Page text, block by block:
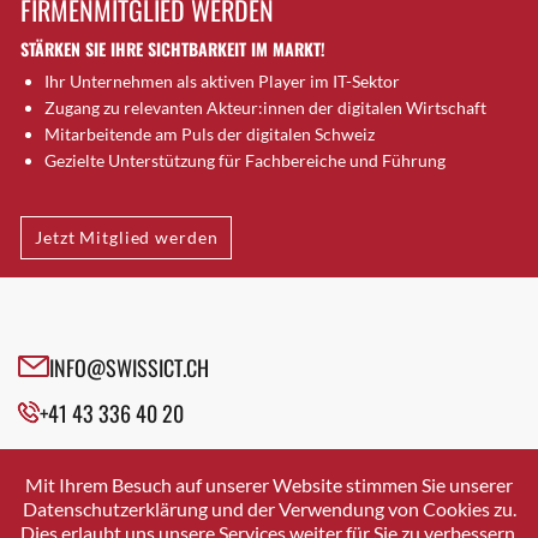
Brugg AG
Brütten
Bubendorf
Bubikon
Buchs (SG)
Bäretswil
Bülach
Cazis
Crissier
Davos Platz
Dierikon
Dietikon
FIRMENMITGLIED WERDEN
STÄRKEN SIE IHRE SICHTBARKEIT IM MARKT!
Ihr Unternehmen als aktiven Player im IT-Sektor
Zugang zu relevanten Akteur:innen der digitalen Wirtschaft
Mitarbeitende am Puls der digitalen Schweiz
Gezielte Unterstützung für Fachbereiche und Führung
Jetzt Mitglied werden
INFO@SWISSICT.CH
+41 43 336 40 20
SWISSICT
VULKANSTRASSE 120
8048 ZURICH
Mit Ihrem Besuch auf unserer Website stimmen Sie unserer
Datenschutzerklärung und der Verwendung von Cookies zu.
Dies erlaubt uns unsere Services weiter für Sie zu verbessern.